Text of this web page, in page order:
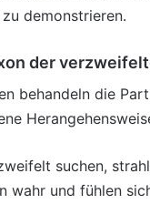
demonstrieren.
der
behandeln die
suchen,
wahr und fühlen